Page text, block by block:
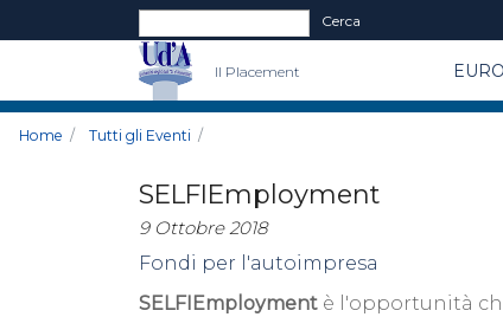
Form di ricerca
Cerca
Il Placement
Home Tutti gli Eventi
SELFIEmployment
9 Ottobre 2018
Fondi per l'autoimpresa
SELFIEmployment è l'opportunità